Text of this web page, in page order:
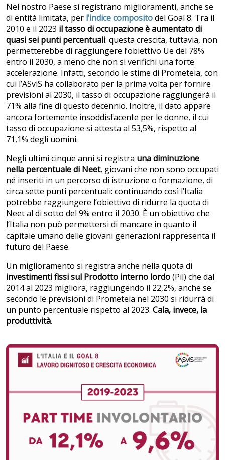
Nel nostro Paese si registrano miglioramenti, anche se
di entità limitata, per l’indice compositodel Goal 8. Tra il
2010 e il 2023 il tasso di occupazione è aumentato di
quasi sei punti percentuali: questa crescita, tuttavia, non
permetterebbe di raggiungere l’obiettivo Ue del 78%
entro il 2030, a meno che non si verifichi una forte
accelerazione. Infatti, secondo le stime di Prometeia, con
cui l’ASviS ha collaborato per la prima volta per fornire
previsioni al 2030, il tasso di occupazione raggiungerà il
71% alla fine di questo decennio. Inoltre, il dato appare
ancora fortemente insoddisfacente per le donne, il cui
tasso di occupazione si attesta al 53,5%, rispetto al
71,1% degli uomini.
Negli ultimi cinque anni si registra una diminuzione
nella percentuale di Neet, giovani che non sono occupati
né inseriti in un percorso di istruzione o formazione, di
circa sette punti percentuali: continuando così l’Italia
potrebbe raggiungere l’obiettivo di ridurre la quota di
Neet al di sotto del 9% entro il 2030. È un obiettivo che
l’Italia non può permettersi di mancare in quanto il
capitale umano delle giovani generazioni rappresenta il
futuro del Paese.
Un miglioramento si registra anche nella quota di
investimenti fissi sul Prodotto interno lordo(Pil) che dal
2014 al 2023 migliora, raggiungendo il 22,2%, anche se
secondo le previsioni di Prometeia nel 2030 si ridurrà di
un punto percentuale rispetto al 2023. Cala, invece, la
produttività.